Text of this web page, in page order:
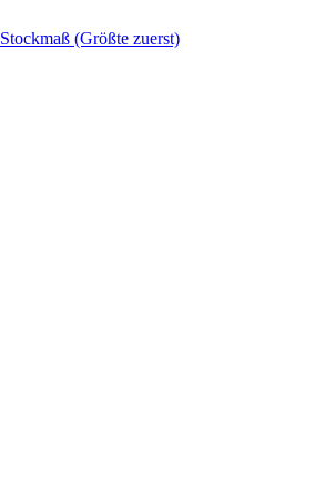
Stockmaß (Größte zuerst)